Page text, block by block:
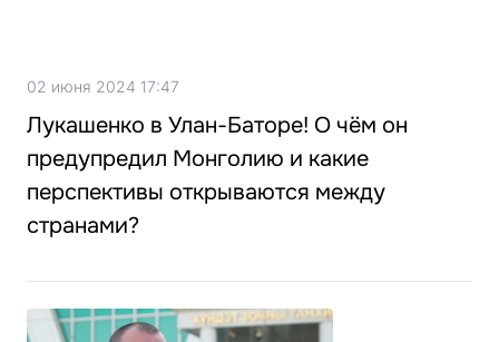
02 июня 2024 17:47
Лукашенко в Улан-Баторе! О чём он
предупредил Монголию и какие
перспективы открываются между
странами?